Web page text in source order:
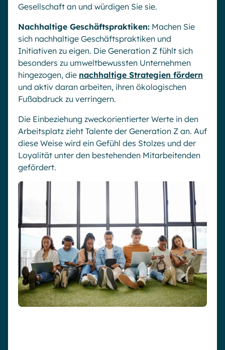
Gesellschaft an und würdigen Sie sie.
Nachhaltige Geschäftspraktiken: Machen Sie
sich nachhaltige Geschäftspraktiken und
Initiativen zu eigen. Die Generation Z fühlt sich
besonders zu umweltbewussten Unternehmen
hingezogen, die nachhaltige Strategien fördern
und aktiv daran arbeiten, ihren ökologischen
Fußabdruck zu verringern.
Die Einbeziehung zweckorientierter Werte in den
Arbeitsplatz zieht Talente der Generation Z an. Auf
diese Weise wird ein Gefühl des Stolzes und der
Loyalität unter den bestehenden Mitarbeitenden
gefördert.